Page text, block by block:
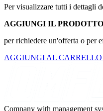
Per visualizzare tutti i dettagli
AGGIUNGI IL
per richiedere un'offerta o per
AGGIUNGI AL CARRELLO
Company with management